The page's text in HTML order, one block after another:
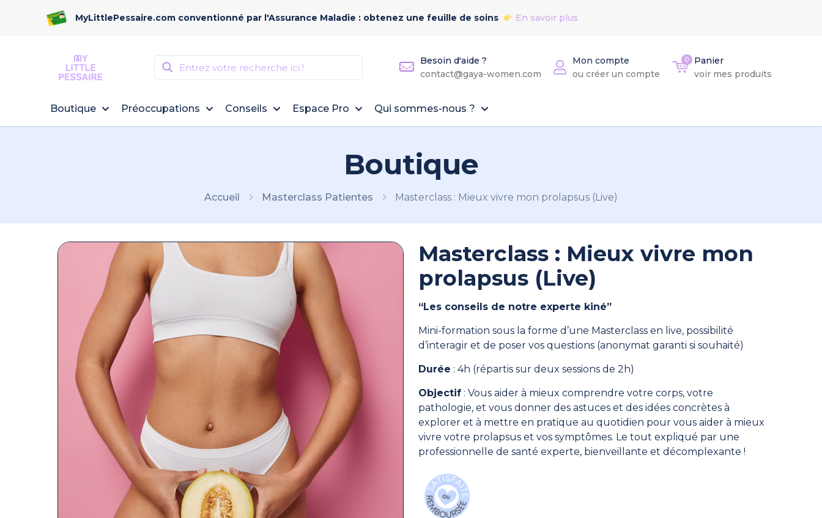
MyLittlePessaire.com conventionné par l'Assurance Maladie : obtenez une feuille de soins En savoir plus
Besoin d'aide ?
contact@gaya-women.com
Mon compte
ou créer un compte
0
Panier
voir mes produits
Boutique Préoccupations Conseils Espace Pro Qui sommes-nous ?
Boutique
Accueil Masterclass Patientes Masterclass : Mieux vivre mon prolapsus (Live)
Masterclass : Mieux vivre mon
prolapsus (Live)
“Les conseils de notre experte kiné”
Mini-formation sous la forme d’une Masterclass en live, possibilité
d’interagir et de poser vos questions (anonymat garanti si souhaité)
Durée : 4h (répartis sur deux sessions de 2h)
Objectif : Vous aider à mieux comprendre votre corps, votre
pathologie, et vous donner des astuces et des idées concrètes à
explorer et à mettre en pratique au quotidien pour vous aider à mieux
vivre votre prolapsus et vos symptômes. Le tout expliqué par une
professionnelle de santé experte, bienveillante et décomplexante !